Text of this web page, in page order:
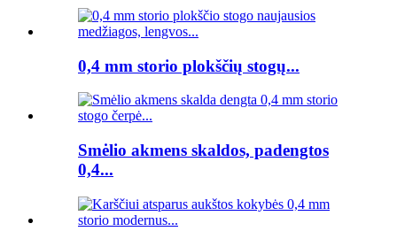
0,4 mm storio plokščių stogų...
Smėlio akmens skaldos, padengtos
0,4...